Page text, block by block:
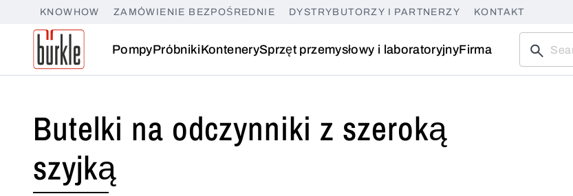
KNOWHOW ZAMÓWIENIE BEZPOŚREDNIE DYSTRYBUTORZY I PARTNERZY KONTAKT
PompyPróbnikiKontenerySprzęt przemysłowy i laboratoryjnyFirma
Butelki na odczynniki z szeroką
szyjką